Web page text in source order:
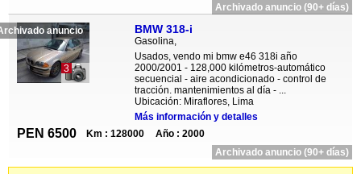
Archivado anuncio (90+ días)
anuncio
3
BMW 318-i
Gasolina,
Usados, vendo mi bmw e46 318i año
2000/2001 - 128,000 kilómetros-automático
secuencial - aire acondicionado - control de
tracción. mantenimientos al día - ...
Ubicación: Miraflores, Lima
Más información y detalles
PEN 6500 Km : 128000
Año : 2000
Archivado anuncio (90+ días)